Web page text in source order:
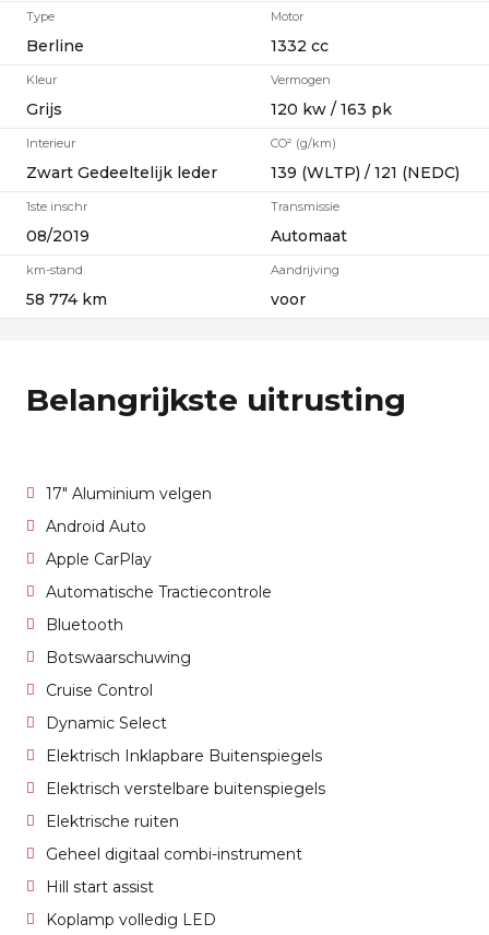
Type
Berline
Kleur
Grijs
Interieur
Zwart Gedeeltelijk leder
1ste inschr
08/2019
km-stand
58 774 km
Motor
1332 cc
Vermogen
120 kw / 163 pk
CO² (g/km)
139 (WLTP) / 121 (NEDC)
Transmissie
Automaat
Aandrijving
voor
Belangrijkste uitrusting
17" Aluminium velgen
Android Auto
Apple CarPlay
Automatische Tractiecontrole
Bluetooth
Botswaarschuwing
Cruise Control
Dynamic Select
Elektrisch Inklapbare Buitenspiegels
Elektrisch verstelbare buitenspiegels
Elektrische ruiten
Geheel digitaal combi-instrument
Hill start assist
Koplamp volledig LED